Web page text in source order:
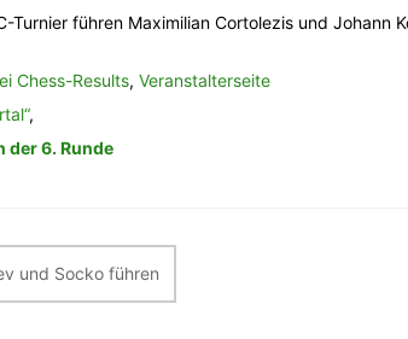
Turnier führen Maximilian Cortolezis und Johann
Chess-Results, Veranstalterseite
,
der 6. Runde
und Socko führen